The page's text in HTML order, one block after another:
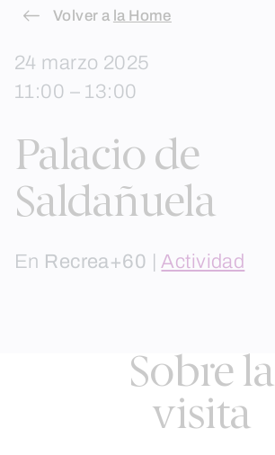
Skip
content
Volver a la Home
24 marzo 2025
11:00 – 13:00
Palacio de
Saldañuela
En Recrea+60 |Actividad
Sobre la
visita